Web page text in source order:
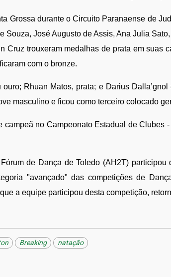
Grossa durante o Circuito Paranaense de
Souza, José Augusto de Assis, Ana Julia
Cruz trouxeram medalhas de prata em suas
com o bronze.
Rhuan Matos, prata; e Darius
masculino e ficou como terceiro colocado
no Campeonato Estadual de Clubes
de Dança de Toledo (AH2T)
"avançado" das competições de
a equipe participou desta competição,
Breaking natação